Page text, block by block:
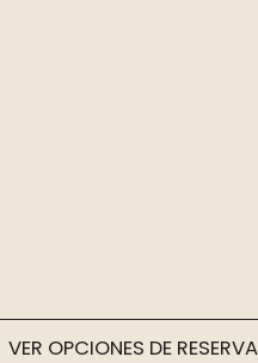
VER OPCIONES DE RESERVA